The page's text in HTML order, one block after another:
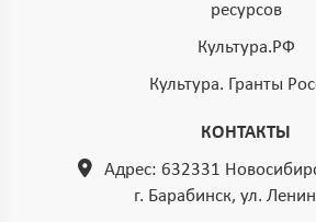
ресурсов
Культура.РФ
Культура. Гранты
КОНТАКТЫ
Адрес: 632331
г. Барабинск, ул.